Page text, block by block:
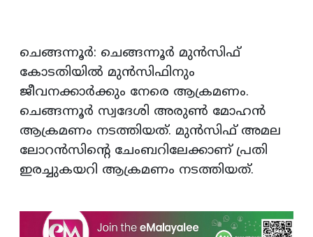
ചെങ്ങന്നൂര്‍: ചെങ്ങന്നൂര്‍ മുന്‍സിഫ്
കോടതിയില്‍ മുന്‍സിഫിനും
ജീവനക്കാര്‍ക്കും നേരെ ആക്രമണം.
ചെങ്ങന്നൂര്‍ സ്വദേശി അരുണ്‍ മോഹന്‍
ആക്രമണം നടത്തിയത്. മുന്‍സിഫ് അമല
ലോറന്‍സിന്റെ ചേംബറിലേക്കാണ് പ്രതി
ഇരച്ചുകയറി ആക്രമണം നടത്തിയത്.